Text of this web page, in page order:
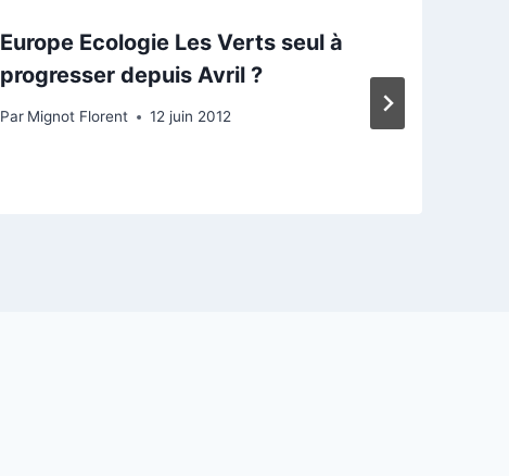
Europe Ecologie Les Verts seul à
progresser depuis Avril ?
Par Mignot Florent 12 juin 2012